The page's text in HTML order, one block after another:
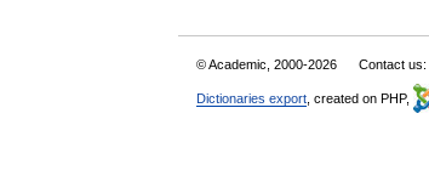
© Academic, 2000-2026 Contact us:
Dictionaries export , created on PHP,